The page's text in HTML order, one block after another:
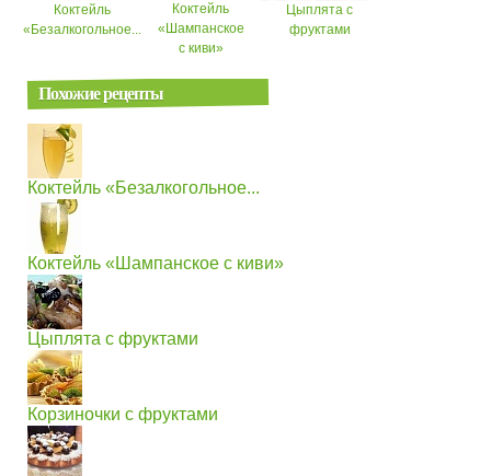
Коктейль
«Безалкогольное...
Коктейль
«Шампанское
с киви»
Цыплята с
фруктами
Похожие рецепты
Коктейль «Безалкогольное...
Коктейль «Шампанское с киви»
Цыплята с фруктами
Корзиночки с фруктами